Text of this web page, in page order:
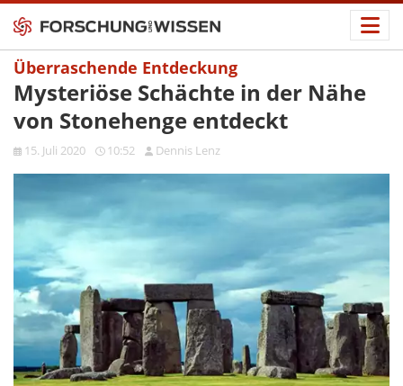
Überraschende Entdeckung
Mysteriöse Schächte in der Nähe
von Stonehenge entdeckt
15. Juli 2020 10:52 Dennis Lenz